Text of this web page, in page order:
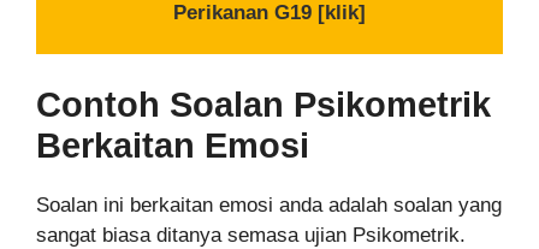
Perikanan G19 [klik]
Contoh Soalan Psikometrik
Berkaitan Emosi
Soalan ini berkaitan emosi anda adalah soalan yang
sangat biasa ditanya semasa ujian Psikometrik.